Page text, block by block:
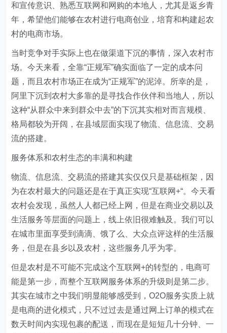
和宣传意识、熟悉互联网和网购的本地人，尤其是返乡青
年，希望他们能够在农村进行电商创业，培育和构建起农
村的电商市场。
当时竞争对手实际上也在做渠道下沉的事情，深入农村市
场。今天来看，全靠“正规军”确实面临了一定的成本问
题，而且农村市场正在成为“正规军”的泥淖。所幸的是，
阿里下沉到农村大多靠的是寻找合作伙伴和当地人，所以
这种“从群众中来到群众中去”的下沉其实相对而言规模、
格局都较为开阔，在县域层面实现了物流、信息流、交易
流的搭建。
服务体系和农村生态的丰满和构建
物流、信息流、交易流的搭建其实仅仅只是基础框架，因
为在农村最大的问题还是在于真正实现“互联网+“。今天看
农村会发现，虽然人人都已经上网，但是在商业交易以及
生活服务等层面的问题上，线上依旧很难触及。我们可以
在城市里面享受到滴滴、饿了么、大众点评这样的生活服
务，但是在县乡以及农村，这些服务几乎为零。
但是农村是不可能不完成这个互联网+的转型的，电商可
能是第一步，而整个互联网服务体系的升级则是第二步。
其实在城市之中我们明显能够感受到，O2O服务实质上就
是电商的进化模式，只不过过去是通过网上订单的模式在
数天时间内实现包裹的配送，而现在是短短几十分钟、一